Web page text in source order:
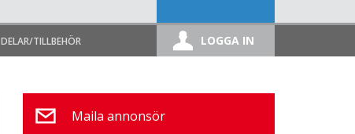
LOGGA IN
DELAR/TILLBEHÖR
Maila annonsör